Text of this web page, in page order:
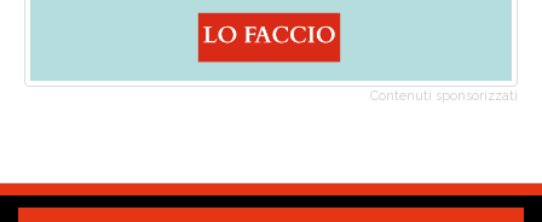
Contenuti sponsorizzati